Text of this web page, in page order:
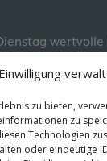
Einwilligung
zu bieten,
zu
Technologien
oder eindeutige
wertvolle
Alle Rechte